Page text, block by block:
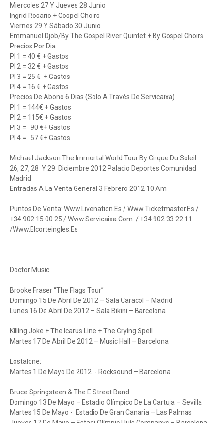
Miercoles 27 Y Jueves 28 Junio
Ingrid Rosario + Gospel Choirs
Viernes 29 Y Sábado 30 Junio
Emmanuel Djob/By The Gospel River Quintet + By Gospel Choirs
Precios Por Dia
Pl 1 = 40 € + Gastos
Pl 2 = 32 € + Gastos
Pl 3 = 25 € + Gastos
Pl 4 = 16 € + Gastos
Precios De Abono 6 Dias (Solo A Través De Servicaixa)
Pl 1 = 144€ + Gastos
Pl 2 = 115€ + Gastos
Pl 3 = 90 €+ Gastos
Pl 4 = 57 €+ Gastos
Michael Jackson The Immortal World Tour By Cirque Du Soleil
26, 27, 28 Y 29 Diciembre 2012 Palacio Deportes Comunidad
Madrid
Entradas A La Venta General 3 Febrero 2012 10 Am
Puntos De Venta: Www.Livenation.Es / Www.Ticketmaster.Es /
+34 902 15 00 25 / Www.Servicaixa.Com / +34 902 33 22 11
/Www.Elcorteingles.Es
Doctor Music
Brooke Fraser “The Flags Tour”
Domingo 15 De Abril De 2012 – Sala Caracol – Madrid
Lunes 16 De Abril De 2012 – Sala Bikini – Barcelona
Killing Joke + The Icarus Line + The Crying Spell
Martes 17 De Abril De 2012 – Music Hall – Barcelona
Lostalone:
Martes 1 De Mayo De 2012 - Rocksound – Barcelona
Bruce Springsteen & The E Street Band
Domingo 13 De Mayo – Estadio Olímpico De La Cartuja – Sevilla
Martes 15 De Mayo - Estadio De Gran Canaria – Las Palmas